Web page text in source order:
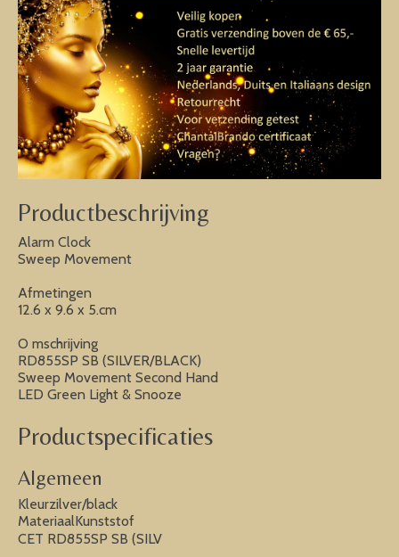
Productbeschrijving
Alarm Clock
Sweep Movement
Afmetingen
12.6 x 9.6 x 5.cm
O mschrijving
RD855SP SB (SILVER/BLACK)
Sweep Movement Second Hand
LED Green Light & Snooze
Productspecificaties
Algemeen
Kleurzilver/black
MateriaalKunststof
CET RD855SP SB (SILV